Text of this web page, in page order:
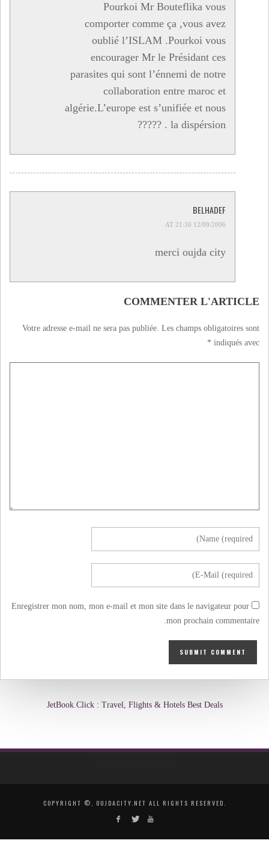
Pourkoi Mr Bouteflika vous
comporter comme ça ,vous avez
oublié l’ISLAM .Pourkoi vous
encourager Mr le Présidant ces
parasites qui sont l’énnemi de notre
collaboration entre maroc et
algérie.L’europe est s’unifiée et nous
la dispérsion . ?????
BELHADEF
12/09/2006 AT 21:30
merci oujda city
COMMENTER L'ARTICLE
Votre adresse e-mail ne sera pas publiée. Les champs obligatoires sont
indiqués avec
*
Enregistrer mon nom, mon e-mail et mon site dans le navigateur pour
mon prochain commentaire.
JetBook.Click : Travel, Flights & Hotels Best Deals
COPYRIGHT ©, OUJDACITY.NET ALL RIGHTS RESERVED.